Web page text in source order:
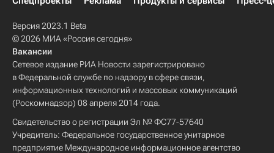
Версия 2023.1 Beta
© 2026 МИА «Россия сегодня»
Вакансии
Сетевое издание РИА Новости зарегистрировано
в Федеральной службе по надзору в сфере связи,
информационных технологий и массовых коммуникаций
(Роскомнадзор) 08 апреля 2014 года.
Свидетельство о регистрации Эл № ФС77-57640
Учредитель: Федеральное государственное унитарное
предприятие Международное информационное агентство